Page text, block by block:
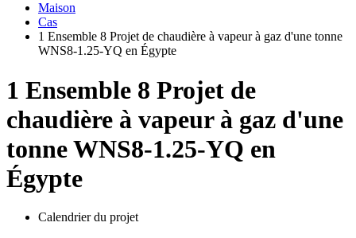
Maison
Cas
1 Ensemble 8 Projet de chaudière à vapeur à gaz d'une tonne
WNS8-1.25-YQ en Égypte
1 Ensemble 8 Projet de
chaudière à vapeur à gaz d'une
tonne WNS8-1.25-YQ en
Égypte
Calendrier du projet